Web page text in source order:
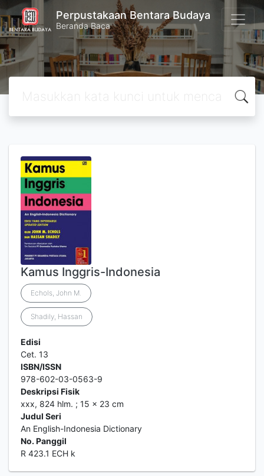
Perpustakaan Bentara Budaya
Beranda Baca
Kamus Inggris-Indonesia
Echols, John M.
Shadily, Hassan
Edisi
Cet. 13
ISBN/ISSN
978-602-03-0563-9
Deskripsi Fisik
xxx, 824 hlm. ; 15 x 23 cm
Judul Seri
An English-Indonesia Dictionary
No. Panggil
R 423.1 ECH k